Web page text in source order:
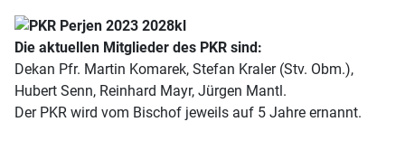
Die aktuellen Mitglieder des PKR sind:
Dekan Pfr. Martin Komarek, Stefan Kraler (Stv. Obm.),
Hubert Senn, Reinhard Mayr, Jürgen Mantl.
Der PKR wird vom Bischof jeweils auf 5 Jahre ernannt.